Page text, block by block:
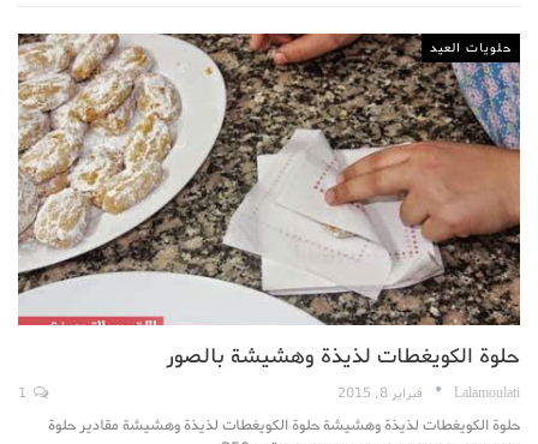
حلويات العيد
حلوة الكويغطات لذيذة وهشيشة بالصور
Lalamoulati فبراير 8, 2015
حلوة الكويغطات لذيذة وهشيشة حلوة الكويغطات لذيذة وهشيشة مقادير حلوة